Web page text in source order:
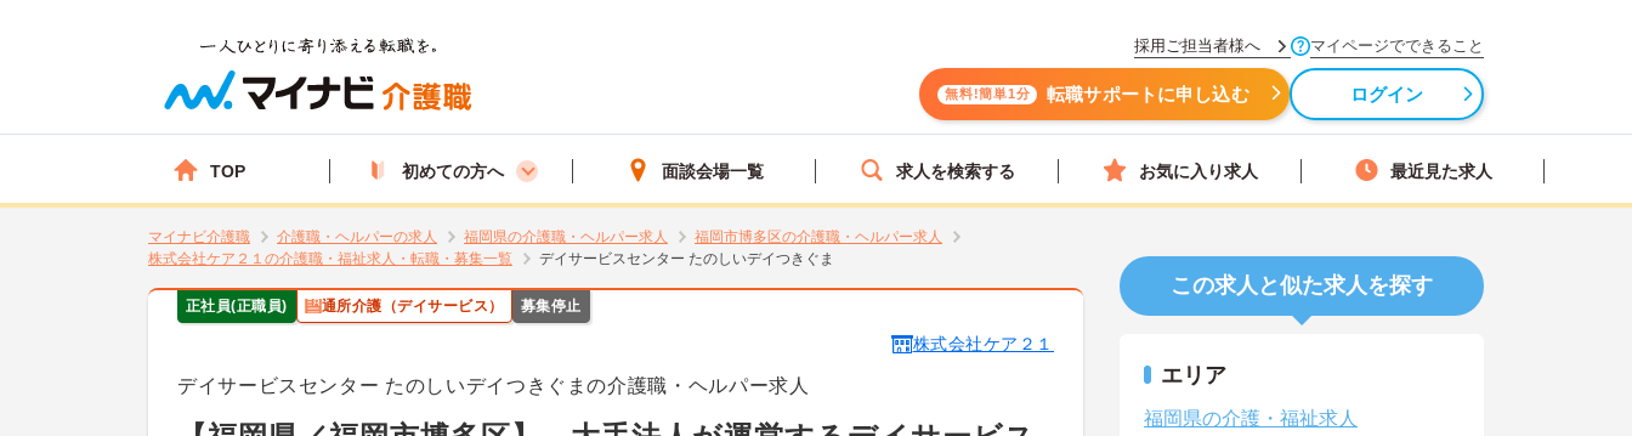
採用ご担当者様へ マイページでできること
無料!簡単1分 転職サポートに申し込む ログイン
TOP 初めての方へ 面談会場一覧 求人を検索する お気に入り求人 最近見た求人
マイナビ介護職 介護職・ヘルパーの求人 福岡県の介護職・ヘルパー求人
福岡市博多区の介護職・ヘルパー求人
株式会社ケア２１の介護職・福祉求人・転職・募集一覧
デイサービスセンター たのしいデイつきぐま
正社員(正職員) 通所介護（デイサービス） 募集停止
株式会社ケア２１
デイサービスセンター たのしいデイつきぐまの介護職・ヘルパー求人
この求人と似た求人を探す
エリア
福岡県の介護・福祉求人